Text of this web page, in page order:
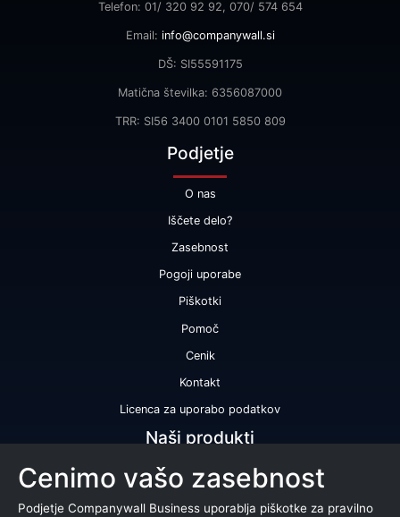
Telefon: 01/ 320 92 92, 070/ 574 654
Email: info@companywall.si
DŠ: SI55591175
Matična številka: 6356087000
TRR: SI56 3400 0101 5850 809
Podjetje
O nas
Iščete delo?
Zasebnost
Pogoji uporabe
Piškotki
Pomoč
Cenik
Kontakt
Licenca za uporabo podatkov
Naši produkti
Bonitetna ocena
Bonitetno poročilo
Cenimo vašo zasebnost
Podjetje Companywall Business uporablja piškotke za pravilno